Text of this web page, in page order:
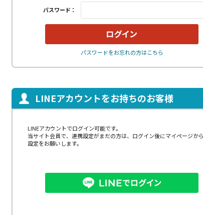
パスワード：
パスワードをお忘れの方はこちら
LINEアカウントをお持ちのお客様
LINEアカウントでログイン可能です。
当サイト会員で、連携設定がまだの方は、ログイン後にマイページか
設定をお願いします。